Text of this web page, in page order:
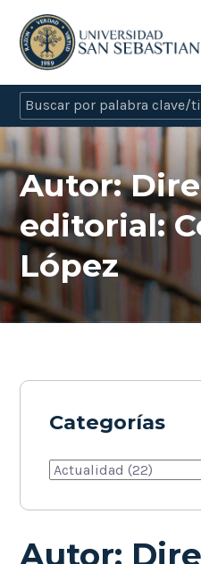
Autor:
editorial:
López
Autor:
Categorías